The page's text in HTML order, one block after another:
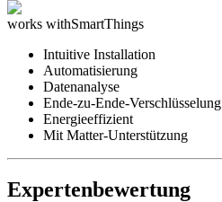
works withSmartThings
Intuitive Installation
Automatisierung
Datenanalyse
Ende-zu-Ende-Verschlüsselung
Energieeffizient
Mit Matter-Unterstützung
Expertenbewertung